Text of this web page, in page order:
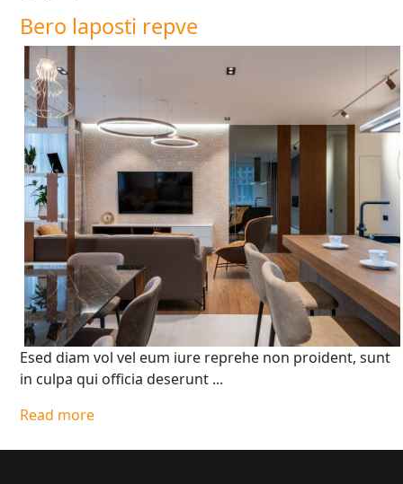
Bero laposti repve
Esed diam vol vel eum iure reprehe non proident, sunt
in culpa qui officia deserunt ...
Read more